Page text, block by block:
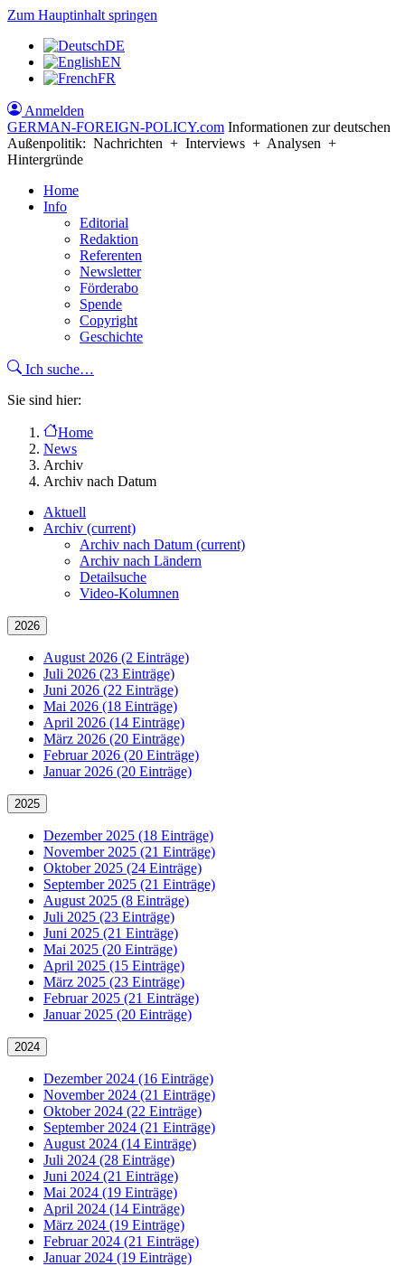
Zum Hauptinhalt springen
DE
EN
FR
Anmelden
GERMAN-FOREIGN-POLICY.com Informationen zur deutschen
Außenpolitik: Nachrichten + Interviews + Analysen +
Hintergründe
Home
Info
Editorial
Redaktion
Referenten
Newsletter
Förderabo
Spende
Copyright
Geschichte
Ich suche…
Sie sind hier:
Home
News
Archiv
Archiv nach Datum
Aktuell
Archiv (current)
Archiv nach Datum (current)
Archiv nach Ländern
Detailsuche
Video-Kolumnen
2026
August 2026 (2 Einträge)
Juli 2026 (23 Einträge)
Juni 2026 (22 Einträge)
Mai 2026 (18 Einträge)
April 2026 (14 Einträge)
März 2026 (20 Einträge)
Februar 2026 (20 Einträge)
Januar 2026 (20 Einträge)
2025
Dezember 2025 (18 Einträge)
November 2025 (21 Einträge)
Oktober 2025 (24 Einträge)
September 2025 (21 Einträge)
August 2025 (8 Einträge)
Juli 2025 (23 Einträge)
Juni 2025 (21 Einträge)
Mai 2025 (20 Einträge)
April 2025 (15 Einträge)
März 2025 (23 Einträge)
Februar 2025 (21 Einträge)
Januar 2025 (20 Einträge)
2024
Dezember 2024 (16 Einträge)
November 2024 (21 Einträge)
Oktober 2024 (22 Einträge)
September 2024 (21 Einträge)
August 2024 (14 Einträge)
Juli 2024 (28 Einträge)
Juni 2024 (21 Einträge)
Mai 2024 (19 Einträge)
April 2024 (14 Einträge)
März 2024 (19 Einträge)
Februar 2024 (21 Einträge)
Januar 2024 (19 Einträge)